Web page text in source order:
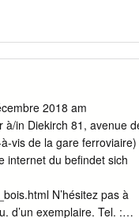
2018 am
à/in Diekirch 81, avenue
vis de la gare ferroviaire)
internet du befindet sich
N’hésitez pas à
d’un exemplaire. Tel. :